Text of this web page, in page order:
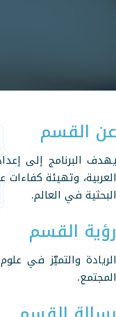
عن القسم
يهدف البرنامج إلى
العربية، وتهيئة كفاءات
البحثية في العالم.
رؤية القسم
الريادة والتميّز في
المجتمع.